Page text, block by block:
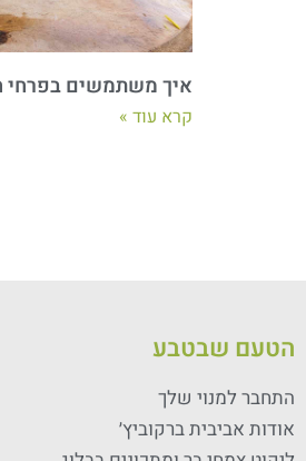
איך משתמשים בפרחי
קרא עוד »
הטעם שבטבע
התחבר למנוי שלך
אודות אביבית ברקוביץ׳